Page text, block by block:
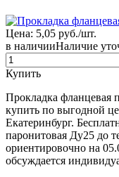
Цена: 5,05 руб./шт.
в наличииНаличие
Купить
Прокладка фланцевая
купить по выгодной
Екатеринбург.
паронитовая Ду25 до
ориентировочно на
обсуждается